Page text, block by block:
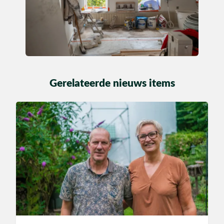
Gerelateerde nieuws items